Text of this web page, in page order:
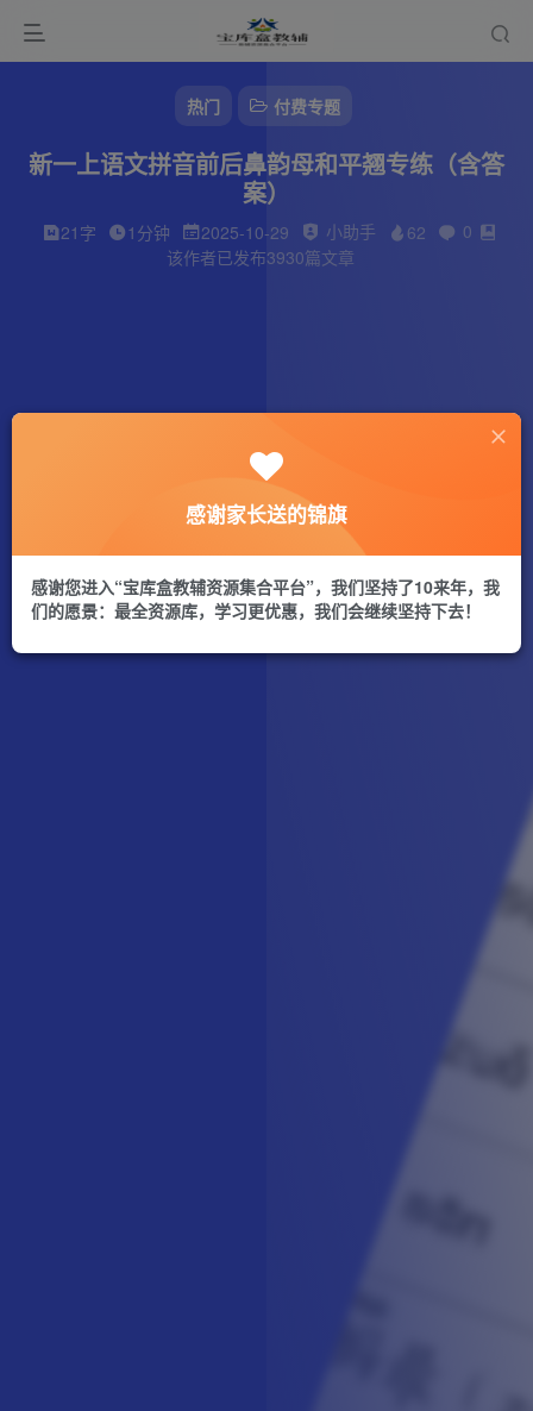
热门 付费专题
新一上语文拼音前后鼻韵母和平翘专练（含答
案）
21字 1分钟 2025-10-29 小助手 62
0
该作者已发布3930篇文章
感谢家长送的锦旗
感谢您进入“宝库盒教辅资源集合平台”，我们坚持了10来年，我
们的愿景：最全资源库，学习更优惠，我们会继续坚持下去！